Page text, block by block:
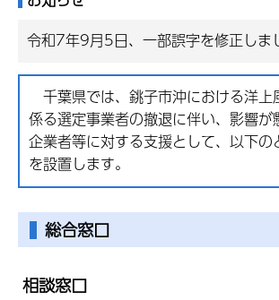
令和7年9月5日、一部誤字を修正しま
千葉県では、銚子市沖における洋上
係る選定事業者の撤退に伴い、影響が
企業者等に対する支援として、以下の
を設置します。
総合窓口
相談窓口